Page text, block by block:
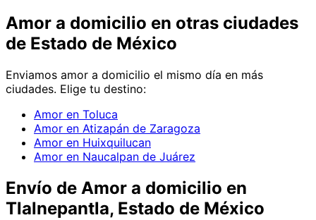
Amor a domicilio en otras ciudades
de Estado de México
Enviamos amor a domicilio el mismo día en más
ciudades. Elige tu destino:
Amor en Toluca
Amor en Atizapán de Zaragoza
Amor en Huixquilucan
Amor en Naucalpan de Juárez
Envío de Amor a domicilio en
Tlalnepantla, Estado de México